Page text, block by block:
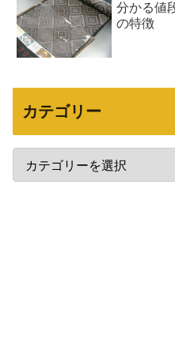
分かる値
の特徴
カテゴリー